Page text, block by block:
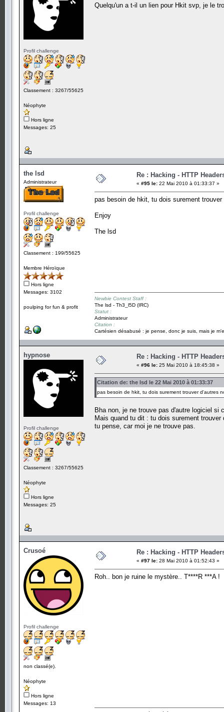
Profil challenge
Classement : 3267/55625
Néophyte
Hors ligne
Messages: 25
Quelqu'un a t-il un lien pour Hkit svp, je le
the lsd
Administrateur
Profil challenge
Classement : 199/55625
Membre Héroïque
Hors ligne
Messages: 3102
poulping for fun & profit
Re : Hacking - HTTP
« #95 le: 22 Mai 2010 à 01:33:37 »
pas besoin de hkit, tu dois surement
Enjoy
The lsd
Newbie Contest Staff :
The lsd - Th3_l5D (IRC)
Statut :
Administrateur
Citation :
Cartésien désabusé : je pense, donc je suis, mais je
hypnose
Profil challenge
Classement : 3267/55625
Néophyte
Hors ligne
Messages: 25
Re : Hacking - HTTP
« #96 le: 25 Mai 2010 à 18:45:38 »
Citation de: the lsd le 22 Mai 2010 à 01:33:37
pas besoin de hkit, tu dois surement trouver d'autres
Bha non, je ne trouve pas d'autre logiciel si
Mais quand tu dit : tu dois surement
tu pense, car moi je ne trouve pas.
Crusoé
Profil challenge
non classé(e).
Néophyte
Hors ligne
Messages: 13
Re : Hacking - HTTP
« #97 le: 28 Mai 2010 à 01:52:43 »
Roh.. bon je ruine le mystère.. T****R ***A !